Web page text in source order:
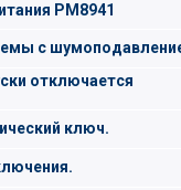
PM8941
с
отключается
ключ.